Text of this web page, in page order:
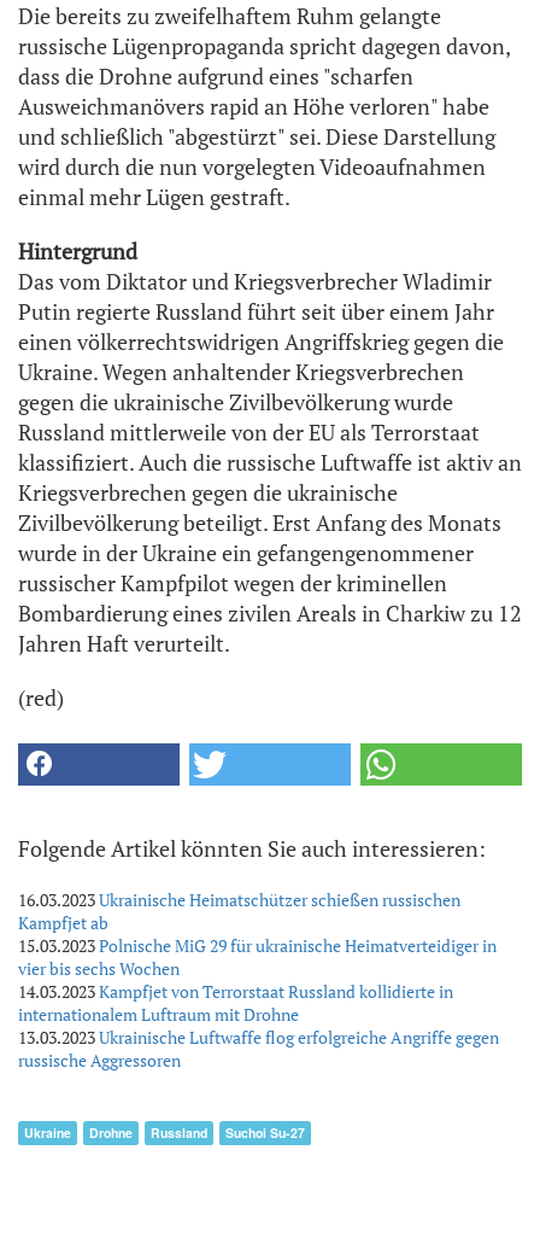
Die bereits zu zweifelhaftem Ruhm gelangte
russische Lügenpropaganda spricht dagegen davon,
dass die Drohne aufgrund eines "scharfen
Ausweichmanövers rapid an Höhe verloren" habe
und schließlich "abgestürzt" sei. Diese Darstellung
wird durch die nun vorgelegten Videoaufnahmen
einmal mehr Lügen gestraft.
Hintergrund
Das vom Diktator und Kriegsverbrecher Wladimir
Putin regierte Russland führt seit über einem Jahr
einen völkerrechtswidrigen Angriffskrieg gegen die
Ukraine. Wegen anhaltender Kriegsverbrechen
gegen die ukrainische Zivilbevölkerung wurde
Russland mittlerweile von der EU als Terrorstaat
klassifiziert. Auch die russische Luftwaffe ist aktiv an
Kriegsverbrechen gegen die ukrainische
Zivilbevölkerung beteiligt. Erst Anfang des Monats
wurde in der Ukraine ein gefangengenommener
russischer Kampfpilot wegen der kriminellen
Bombardierung eines zivilen Areals in Charkiw zu 12
Jahren Haft verurteilt.
(red)
Folgende Artikel könnten Sie auch interessieren:
16.03.2023Ukrainische Heimatschützer schießen russischen
Kampfjet ab
15.03.2023Polnische MiG 29 für ukrainische Heimatverteidiger in
vier bis sechs Wochen
14.03.2023Kampfjet von Terrorstaat Russland kollidierte in
internationalem Luftraum mit Drohne
13.03.2023Ukrainische Luftwaffe flog erfolgreiche Angriffe gegen
russische Aggressoren
Ukraine Drohne Russland Suchoi Su-27